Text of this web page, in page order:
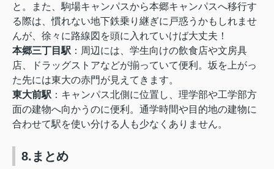
と。また、駒場キャンパスから本郷キャンパスへ移行す
る際は、慣れない地下鉄乗り継ぎに戸惑うかもしれませ
んが、徐々に路線図を頭に入れていけば大丈夫！
本郷三丁目駅 ：周辺には、学生向けの飲食店や文房具
店、ドラッグストアなどが揃っていて便利。坂を上がっ
た先には東大の赤門が見えてきます。
東大前駅 ：キャンパス北側に位置し、理学部や工学部方
面の建物へ向かうのに便利。通学時間や目的地の建物に
合わせて駅を使い分ける人も少なくありません。
8.まとめ